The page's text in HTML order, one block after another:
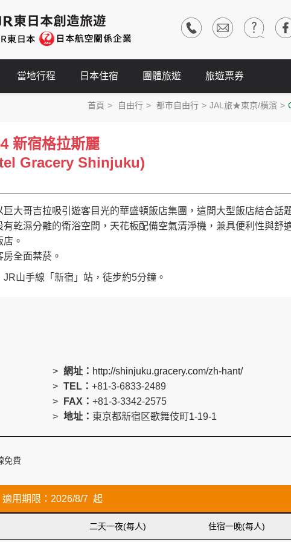
當地行程 日本住宿 團體旅遊 旅遊票券
首頁 自由行 都市自由行 JAL旅★東京/橫濱
新宿格拉斯麗
Gracery Shinjuku)
巨大哥吉拉吸引遊客目光的華盛頓飯店集團，這間大型飯店結合話
有乾濕分離的衛浴空間，天花板配備空氣清淨機，兼具便利性與舒
店。
房全面禁菸。
JR山手線「新宿」站，徒步約5分鐘。
網址： http://shinjuku.gracery.com/zh-hant/
TEL： +81-3-6833-2489
FAX： +81-3-3342-2575
地址： 東京都新宿区歌舞伎町1-19-1
免費
適用期限：2026/8/7 起
二天一夜(每人) 住宿一晚(每人)